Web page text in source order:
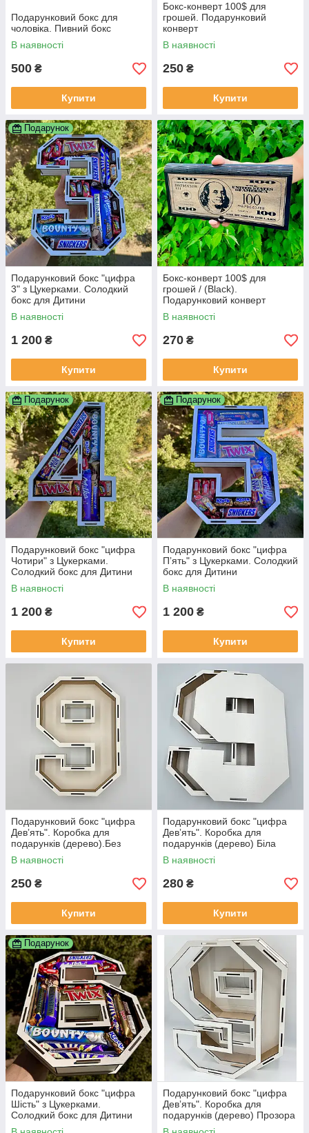
Подарунковий бокс для
чоловіка. Пивний бокс
В наявності
500 ₴
Купити
Бокс-конверт 100$ для
грошей. Подарунковий
конверт
В наявності
250 ₴
Купити
Подарунок
Подарунковий бокс "цифра
3" з Цукерками. Солодкий
бокс для Дитини
В наявності
1 200 ₴
Купити
Бокс-конверт 100$ для
грошей / (Black).
Подарунковий конверт
В наявності
270 ₴
Купити
Подарунок
Подарунковий бокс "цифра
Чотири" з Цукерками.
Солодкий бокс для Дитини
В наявності
1 200 ₴
Купити
Подарунок
Подарунковий бокс "цифра
Пʼять" з Цукерками. Солодкий
бокс для Дитини
В наявності
1 200 ₴
Купити
Подарунковий бокс "цифра
Девʼять". Коробка для
подарунків (дерево).Без
кришки
В наявності
250 ₴
Купити
Подарунковий бокс "цифра
Девʼять". Коробка для
подарунків (дерево) Біла
кришка
В наявності
280 ₴
Купити
Подарунок
Подарунковий бокс "цифра
Шість" з Цукерками.
Солодкий бокс для Дитини
Подарунковий бокс "цифра
Девʼять". Коробка для
подарунків (дерево) Прозора
кришка